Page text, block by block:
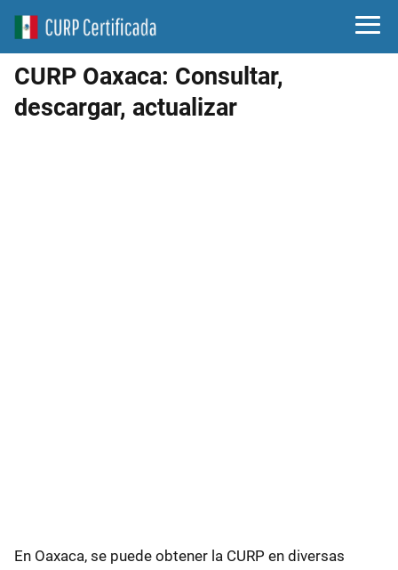
CURP Oaxaca: Consultar,
descargar, actualizar
En Oaxaca, se puede obtener la CURP en diversas